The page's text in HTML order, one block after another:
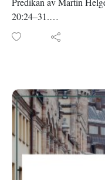
20:24–31.
Inspelad i
Läs mer om